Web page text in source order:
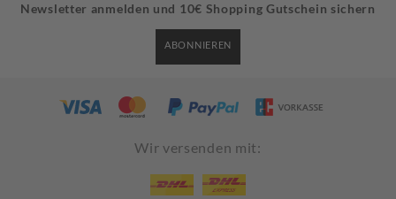
Newsletter anmelden und 10€ Shopping Gutschein sichern
ABONNIEREN
Wir versenden mit: